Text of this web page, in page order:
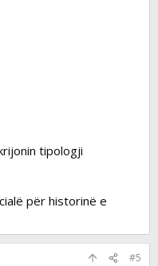
tipologji
për historinë e
#5